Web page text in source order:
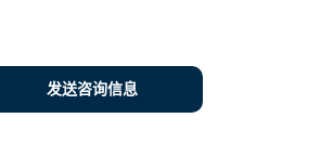
发送咨询信息